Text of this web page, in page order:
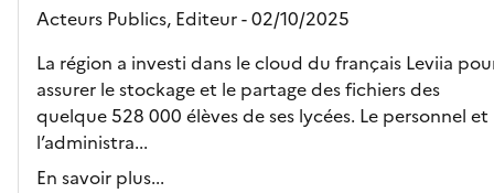
Acteurs Publics, Editeur- 02/10/2025
La région a investi dans le cloud du français Leviia
assurer le stockage et le partage des fichiers des
quelque 528 000 élèves de ses lycées. Le personnel et
l’administra...
En savoir plus...